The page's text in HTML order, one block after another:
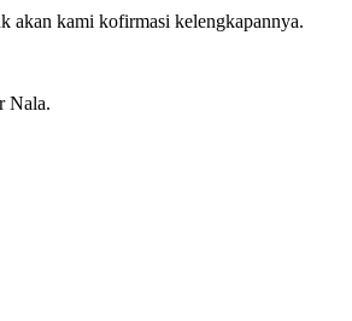
akan kami kofirmasi kelengkapannya.
Nala.